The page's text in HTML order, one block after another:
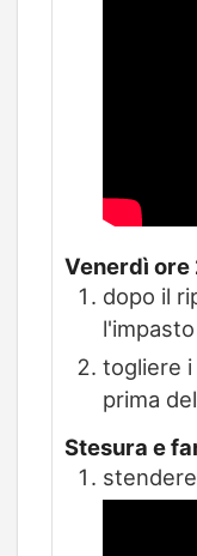
Venerdì
dopo il
togliere
prima
Stesura e